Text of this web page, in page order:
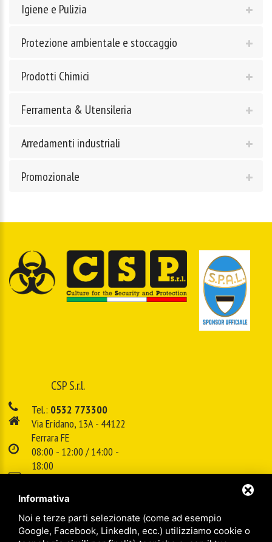
Igiene e Pulizia
Protezione ambientale e stoccaggio
Prodotti Chimici
Ferramenta & Utensileria
Arredamenti industriali
Promozionale
CSP S.r.l.
Tel.: 0532 773300
Via Eridano, 13A - 44122
Ferrara FE
08:00 - 12:00 / 14:00 -
18:00
info@cspsrl.biz
Sitemap / Privacy policy/Legal
Informativa
Noi e terze parti selezionate (come ad esempio
Google, Facebook, LinkedIn, ecc.) utilizziamo cookie o